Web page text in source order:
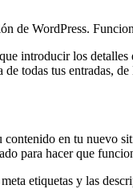
de WordPress.
introducir los
todas tus entradas,
en tu nuevo
para hacer que
etiquetas y las